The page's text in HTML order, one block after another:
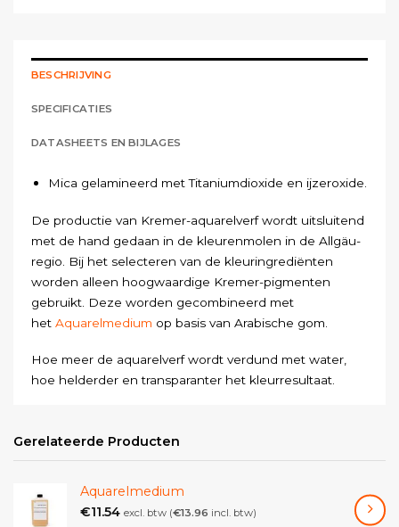
BESCHRIJVING
SPECIFICATIES
DATASHEETS EN BIJLAGES
Mica gelamineerd met Titaniumdioxide en ijzeroxide.
De productie van Kremer-aquarelverf wordt uitsluitend
met de hand gedaan in de kleurenmolen in de Allgäu-
regio. Bij het selecteren van de kleuringrediënten
worden alleen hoogwaardige Kremer-pigmenten
gebruikt. Deze worden gecombineerd met
het Aquarelmedium op basis van Arabische gom.
Hoe meer de aquarelverf wordt verdund met water,
hoe helderder en transparanter het kleurresultaat.
Gerelateerde Producten
Aquarelmedium
€11.54 excl. btw (€13.96 incl. btw)